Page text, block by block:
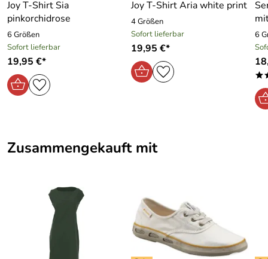
Joy T-Shirt Sia
pinkorchidrose
6 Größen
Sofort lieferbar
19,95 €*
Joy T-Shirt Aria white print
4 Größen
Sofort lieferbar
19,95 €*
6
Zusammengekauft mit